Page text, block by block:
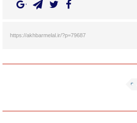
https://akhbarmelal.ir/?p=79687